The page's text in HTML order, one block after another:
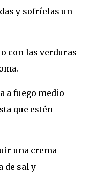
y sofríelas un
con las verduras
a fuego medio
que estén
una crema
de sal y